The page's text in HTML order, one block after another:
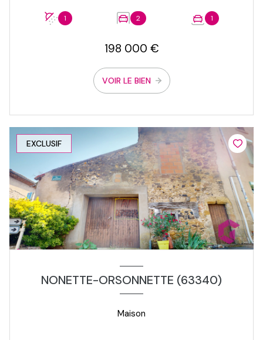
1 2 1
198 000 €
VOIR LE BIEN
EXCLUSIF
NONETTE-ORSONNETTE (63340)
Maison